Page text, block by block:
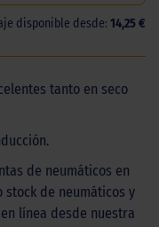
disponible desde: 14,25 €
tanto en seco
de neumáticos en
stock de neumáticos y
línea desde nuestra